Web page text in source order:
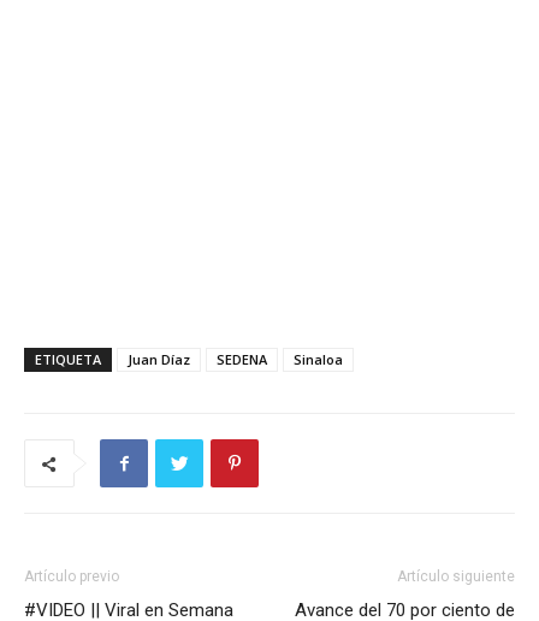
ETIQUETA Juan Díaz SEDENA Sinaloa
Artículo previo
#VIDEO || Viral en Semana
Artículo siguiente
Avance del 70 por ciento de